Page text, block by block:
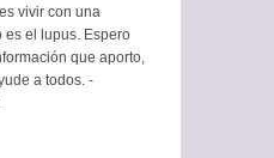
vivir con una
es el lupus. Espero
que aporto,
a todos. -